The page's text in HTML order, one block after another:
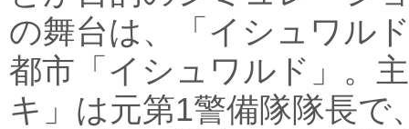
の舞台は、「イシュワル
都市「イシュワルド」。
キ」は元第1警備隊隊長で